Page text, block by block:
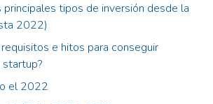
tipos de inversión desde la
2022)
e hitos para conseguir
startup?
el 2022